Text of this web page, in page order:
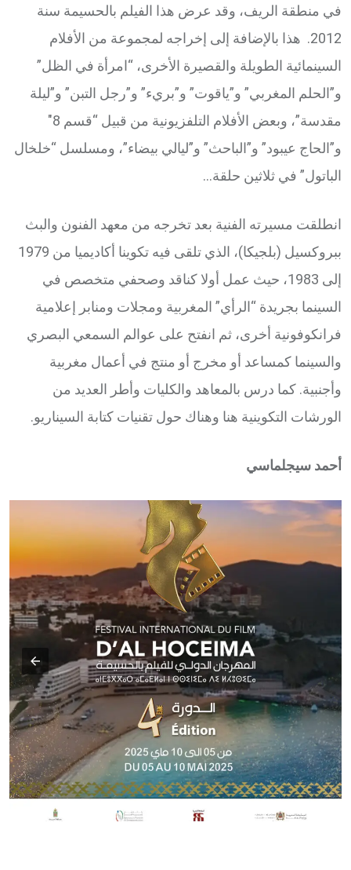
في منطقة الريف، وقد عرض هذا الفيلم بالحسيمة سنة
2012. هذا بالإضافة إلى إخراجه لمجموعة من الأفلام
السينمائية الطويلة والقصيرة الأخرى، “امرأة في الظل”
و”الحلم المغربي” و”ياقوت” و”بريء” و”رجل التبن” و”ليلة
مقدسة”، وبعض الأفلام التلفزيونية من قبيل “قسم 8″
و”الحاج عيبود” و”الباحث” و”ليالي بيضاء”، ومسلسل “خلخال
الباتول” في ثلاثين حلقة…
انطلقت مسيرته الفنية بعد تخرجه من معهد الفنون والبث
ببروكسيل (بلجيكا)، الذي تلقى فيه تكوينا أكاديميا من 1979
إلى 1983، حيث عمل أولا كناقد وصحفي متخصص في
السينما بجريدة “الرأي” المغربية ومجلات ومنابر إعلامية
فرانكوفونية أخرى، ثم انفتح على عوالم السمعي البصري
والسينما كمساعد أو مخرج أو منتج في أعمال مغربية
وأجنبية. كما درس بالمعاهد والكليات وأطر العديد من
الورشات التكوينية هنا وهناك حول تقنيات كتابة السيناريو.
أحمد سيجلماسي